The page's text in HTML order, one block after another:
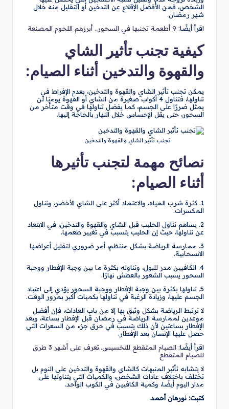
الشخص، فمن الأفضل الإقلاع عن التدخين أو التقليل منه خلال
شهر رمضان.
اقرأ أيضًا: 9 أطعمة تجنبها في السحور.. أبرزهم اللحوم المصنعة
كيفية تجنب تأثير الشاي
والقهوة والتدخين أثناء الصيام:
يمكن تجنب تأثير الشاي والقهوة والتدخين، بعدم الإفراط في
تناولها، فتناول 4 أكواب صغيرة من الشاي أو القهوة يوميًا لن
يمثل ضررًا على الجسم، كما يفضل تناولها في وقت متأخر من
السحور، حتى يقل الإحساس خلال النهار بالحاجة إليها.
تجنب تأثير الشاي والقهوة والتدخين
نصائح مهمة لتجنب تأثيرها
أثناء الصيام:
1. كثرة شرب المياه، والاعتماد أكثر على الشاي الأخضر، وتناول
المكسرات.
2. يساهم تناول الحليب قبل الشاي والقهوة والتدخين، في الابتعاد
عن تناولها، حيث إن الحليب يتسبب في تغيير طعمها.
3. ممارسة الرياضة بشكل منتظم، أمر ضروري لتقليل أعراضها
الانسحابية.
4. الكافيين مدر للبول، وتناوله بكثرة ما بين وجبة الإفطار ووجبة
السحور يسبب الشعور بالعطش نهارًا.
5. تناولها بكثرة بين وجبة الإفطار ووجبة السحور يؤدي إلى اعتياد
الجسم عليها، وزيادة الرغبة في تناولها بكميات أكبر بمرور الوقت.
لا ترتبط الرياضة بشكل وثيق بها إلا من باب العادات، فإن أفضل
موعدين لممارسة الرياضة في رمضان قبل الإفطار بساعة، وبعد
الإفطار بساعتين لأن ذلك يتسبب في حرق جزء من السعرات التي
حصل عليها الإنسان بعد الإفطار.
اقرأ أيضًا:
الصيام المتقطع للتخسيس..تعرف على أشهر 3 طرق
للصيام المتقطع
لا يتشابه تأثير المنبهات كالشاي والقهوة والتدخين على النوم بل
تختلف باختلاف عادات الشخص، والكميات التي يتناولها على
مدار اليوم أيضًا، وكمية الكافيين في الكوب الواحد.
كتبت: نورهان أحمد.